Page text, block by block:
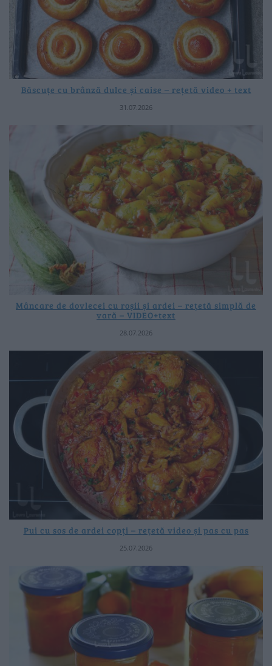
Băscuțe cu brânză dulce și caise – rețetă video + text
31.07.2026
Mâncare de dovlecei cu roșii și ardei – rețetă simplă de
vară – VIDEO+text
28.07.2026
Pui cu sos de ardei copți – rețetă video și pas cu pas
25.07.2026